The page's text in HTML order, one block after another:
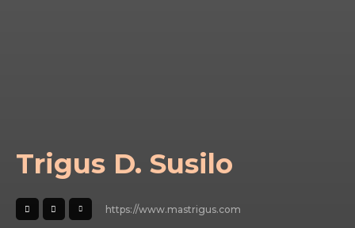
Trigus D. Susilo
https://www.mastrigus.com